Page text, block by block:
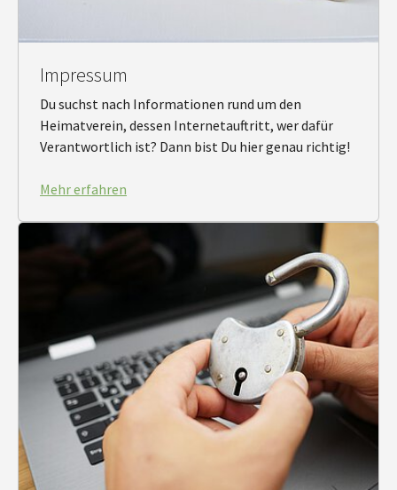
Impressum
Du suchst nach Informationen rund um den
Heimatverein, dessen Internetauftritt, wer dafür
Verantwortlich ist? Dann bist Du hier genau richtig!
Mehr erfahren